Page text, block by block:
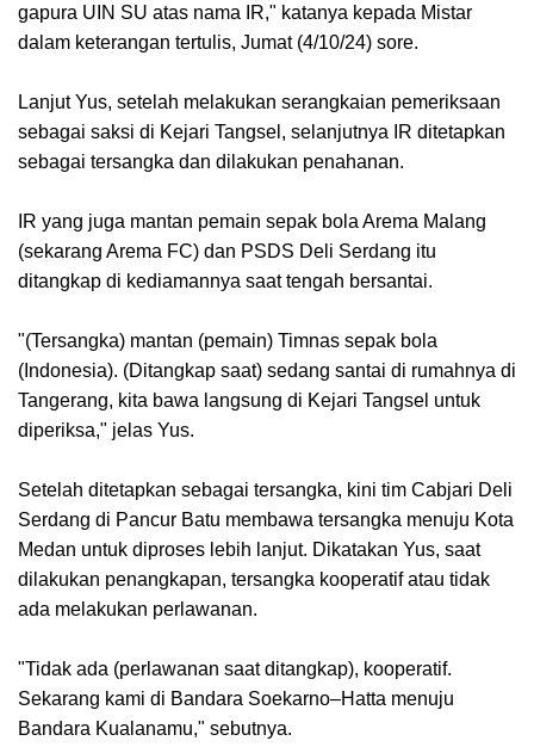
gapura UIN SU atas nama IR," katanya kepada Mistar
dalam keterangan tertulis, Jumat (4/10/24) sore.
Lanjut Yus, setelah melakukan serangkaian pemeriksaan
sebagai saksi di Kejari Tangsel, selanjutnya IR ditetapkan
sebagai tersangka dan dilakukan penahanan.
IR yang juga mantan pemain sepak bola Arema Malang
(sekarang Arema FC) dan PSDS Deli Serdang itu
ditangkap di kediamannya saat tengah bersantai.
"(Tersangka) mantan (pemain) Timnas sepak bola
(Indonesia). (Ditangkap saat) sedang santai di rumahnya di
Tangerang, kita bawa langsung di Kejari Tangsel untuk
diperiksa," jelas Yus.
Setelah ditetapkan sebagai tersangka, kini tim Cabjari Deli
Serdang di Pancur Batu membawa tersangka menuju Kota
Medan untuk diproses lebih lanjut. Dikatakan Yus, saat
dilakukan penangkapan, tersangka kooperatif atau tidak
ada melakukan perlawanan.
"Tidak ada (perlawanan saat ditangkap), kooperatif.
Sekarang kami di Bandara Soekarno–Hatta menuju
Bandara Kualanamu," sebutnya.